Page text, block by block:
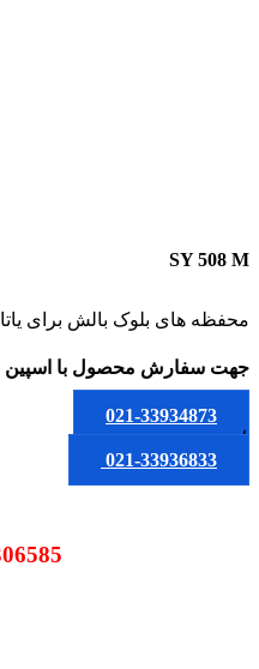
SY 508 M
محفظه های بلوک بالش برای
جهت سفارش محصول با اسپین
021-33934873
یا
021-33936833